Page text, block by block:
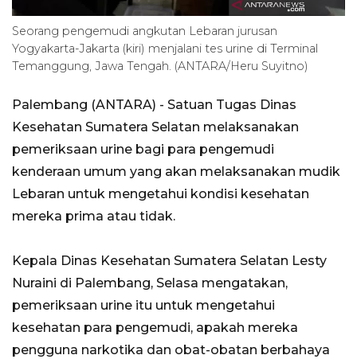
Seorang pengemudi angkutan Lebaran jurusan
Yogyakarta-Jakarta (kiri) menjalani tes urine di Terminal
Temanggung, Jawa Tengah. (ANTARA/Heru Suyitno)
Palembang (ANTARA) - Satuan Tugas Dinas
Kesehatan Sumatera Selatan melaksanakan
pemeriksaan urine bagi para pengemudi
kenderaan umum yang akan melaksanakan mudik
Lebaran untuk mengetahui kondisi kesehatan
mereka prima atau tidak.
Kepala Dinas Kesehatan Sumatera Selatan Lesty
Nuraini di Palembang, Selasa mengatakan,
pemeriksaan urine itu untuk mengetahui
kesehatan para pengemudi, apakah mereka
pengguna narkotika dan obat-obatan berbahaya